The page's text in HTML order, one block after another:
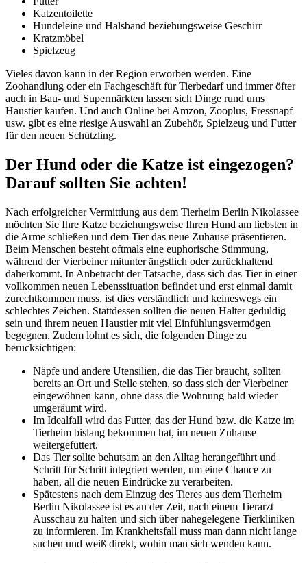
Katzentoilette
Hundeleine und Halsband beziehungsweise Geschirr
Kratzmöbel
Spielzeug
Vieles davon kann in der Region erworben werden. Eine
Zoohandlung oder ein Fachgeschäft für Tierbedarf und immer öfter
auch in Bau- und Supermärkten lassen sich Dinge rund ums
Haustier kaufen. Und auch Online bei Amzon, Zooplus, Fressnapf
usw. gibt es eine riesige Auswahl an Zubehör, Spielzeug und Futter
für den neuen Schützling.
Der Hund oder die Katze ist eingezogen?
Darauf sollten Sie achten!
Nach erfolgreicher Vermittlung aus dem Tierheim Berlin Nikolassee
möchten Sie Ihre Katze beziehungsweise Ihren Hund am liebsten in
die Arme schließen und dem Tier das neue Zuhause präsentieren.
Beim Menschen besteht oftmals eine euphorische Stimmung,
während der Vierbeiner mitunter ängstlich oder zurückhaltend
daherkommt. In Anbetracht der Tatsache, dass sich das Tier in einer
vollkommen neuen Lebenssituation befindet und erst einmal damit
zurechtkommen muss, ist dies verständlich und keineswegs ein
schlechtes Zeichen. Stattdessen sollten die neuen Halter geduldig
sein und ihrem neuen Haustier mit viel Einfühlungsvermögen
begegnen. Zudem lohnt es sich, die folgenden Dinge zu
berücksichtigen:
Näpfe und andere Utensilien, die das Tier braucht, sollten
bereits an Ort und Stelle stehen, so dass sich der Vierbeiner
eingewöhnen kann, ohne dass die Wohnung bald wieder
umgeräumt wird.
Im Idealfall wird das Futter, das der Hund bzw. die Katze im
Tierheim bislang bekommen hat, im neuen Zuhause
weitergefüttert.
Das Tier sollte behutsam an den Alltag herangeführt und
Schritt für Schritt integriert werden, um eine Chance zu
haben, all die neuen Eindrücke zu verarbeiten.
Spätestens nach dem Einzug des Tieres aus dem Tierheim
Berlin Nikolassee ist es an der Zeit, nach einem Tierarzt
Ausschau zu halten und sich über nahegelegene Tierkliniken
zu informieren. Im Krankheitsfall muss man dann nicht lange
suchen und weiß direkt, wohin man sich wenden kann.